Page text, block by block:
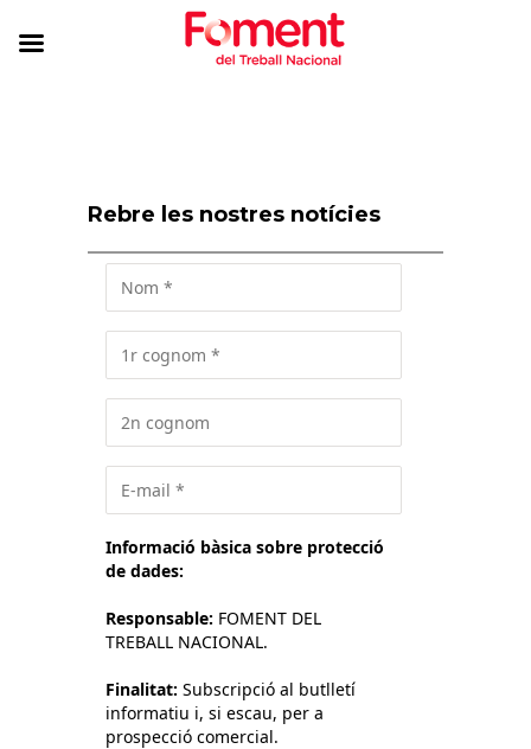
Rebre les nostres notícies
Informació bàsica sobre protecció
de dades:
Responsable: FOMENT DEL
TREBALL NACIONAL.
Finalitat: Subscripció al butlletí
informatiu i, si escau, per a
prospecció comercial.